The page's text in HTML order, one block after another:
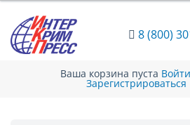
8 (800)
Ваша корзина пуста Войти
Зарегистрироваться